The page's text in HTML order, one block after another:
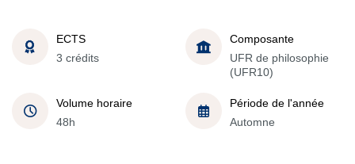
ECTS
3 crédits
Composante
UFR de philosophie
(UFR10)
Volume horaire
48h
Période de l'année
Automne